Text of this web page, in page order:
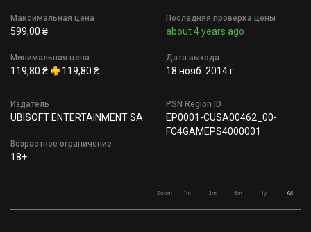
Максимальная цена
599,00 ₴
Минимальная цена
119,80 ₴ 119,80 ₴
Последняя проверка цены
about 4 years ago
Дата выхода
18 нояб. 2014 г.
Издатель
UBISOFT ENTERTAINMENT SA
Возрастное ограничение
18+
PSN Region ID
EP0001-CUSA00462_00-
FC4GAMEPS4000001
Zoom 1m 3m 6m 1y All